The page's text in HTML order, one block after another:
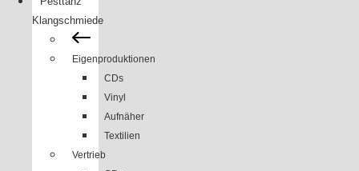
Klangschmiede
Eigenproduktionen
CDs
Vinyl
Aufnäher
Textilien
Vertrieb